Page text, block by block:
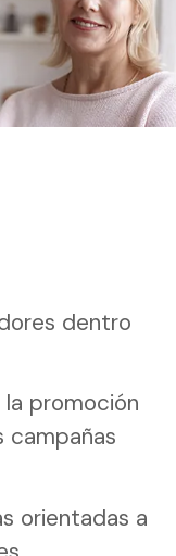
dentro
promoción
campañas
orientadas a